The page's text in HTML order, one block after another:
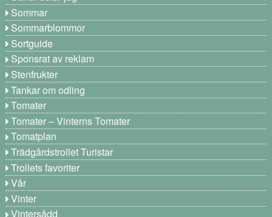
Sommar
Sommarblommor
Sortguide
Sponsrat av reklam
Stenfrukter
Tankar om odling
Tomater
Tomater – Vinterns Tomater
Tomatplan
Trädgårdstrollet Turistar
Trollets favoriter
Vår
Vinter
Vintersådd